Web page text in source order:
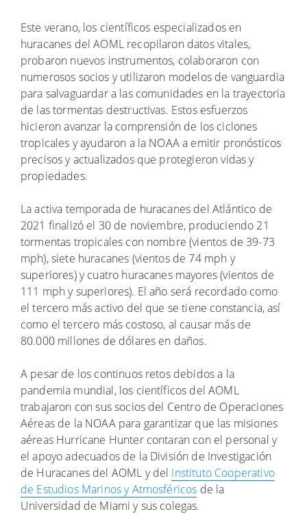
Este verano, los científicos especializados en
huracanes del AOML recopilaron datos vitales,
probaron nuevos instrumentos, colaboraron con
numerosos socios y utilizaron modelos de vanguardia
para salvaguardar a las comunidades en la trayectoria
de las tormentas destructivas. Estos esfuerzos
hicieron avanzar la comprensión de los ciclones
tropicales y ayudaron a la NOAA a emitir pronósticos
precisos y actualizados que protegieron vidas y
propiedades.
La activa temporada de huracanes del Atlántico de
2021 finalizó el 30 de noviembre, produciendo 21
tormentas tropicales con nombre (vientos de 39-73
mph), siete huracanes (vientos de 74 mph y
superiores) y cuatro huracanes mayores (vientos de
111 mph y superiores). El año será recordado como
el tercero más activo del que se tiene constancia, así
como el tercero más costoso, al causar más de
80.000 millones de dólares en daños.
A pesar de los continuos retos debidos a la
pandemia mundial, los científicos del AOML
trabajaron con sus socios del Centro de Operaciones
Aéreas de la NOAA para garantizar que las misiones
aéreas Hurricane Hunter contaran con el personal y
el apoyo adecuados de la División de Investigación
de Huracanes del AOML y del Instituto Cooperativo
de Estudios Marinos y Atmosféricos de la
Universidad de Miami y sus colegas.